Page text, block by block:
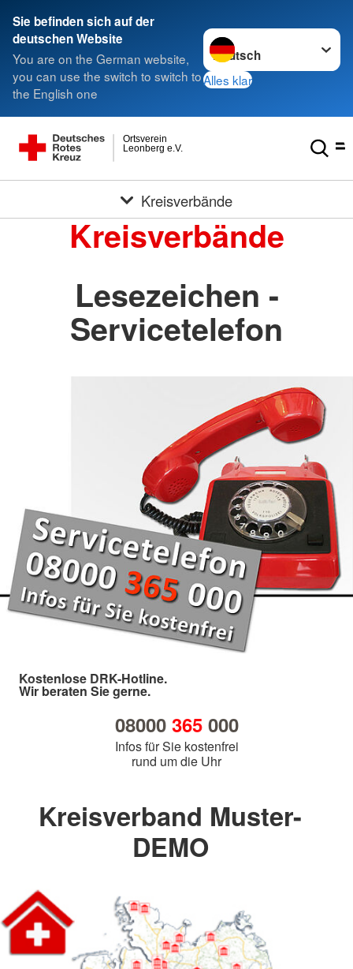
Sie befinden sich auf der
deutschen Website
You are on the German website,
you can use the switch to switch to
the English one
Sprache wechseln zu
Alles klar
Leonberg e.V.
Ortsverein
Kreisverbände
Kreisverbände
Lesezeichen -
Servicetelefon
Kostenlose DRK-Hotline.
Wir beraten Sie gerne.
08000 365000
Infos für Sie kostenfrei
rund um die Uhr
Kreisverband Muster-
DEMO